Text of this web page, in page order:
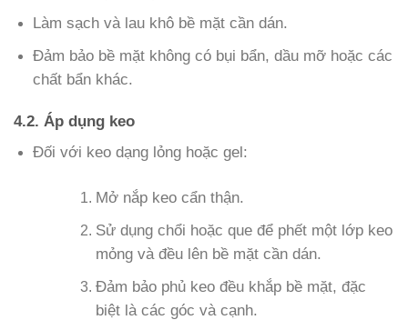
Làm sạch và lau khô bề mặt cần dán.
Đảm bảo bề mặt không có bụi bẩn, dầu mỡ hoặc các
chất bẩn khác.
4.2. Áp dụng keo
Đối với keo dạng lỏng hoặc gel:
Mở nắp keo cẩn thận.
Sử dụng chổi hoặc que để phết một lớp keo
mỏng và đều lên bề mặt cần dán.
Đảm bảo phủ keo đều khắp bề mặt, đặc
biệt là các góc và cạnh.